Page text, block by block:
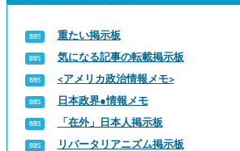
重たい掲示板
気になる記事の転載掲示板
<アメリカ政治情報メモ>
日本政界●情報メモ
「在外」日本人掲示板
リバータリアニズム掲示板